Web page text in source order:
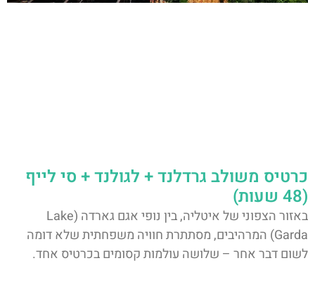
כרטיס משולב גרדלנד + לגולנד + סי לייף
(48 שעות)
באזור הצפוני של איטליה, בין נופי אגם גארדה (Lake
Garda) המרהיבים, מסתתרת חוויה משפחתית שלא דומה
לשום דבר אחר – שלושה עולמות קסומים בכרטיס אחד.